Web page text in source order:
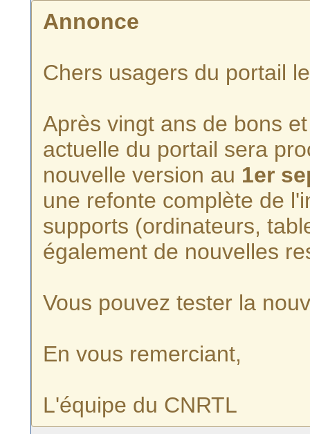
Annonce
Chers usagers du portail
Après vingt ans de bons
actuelle du portail sera
nouvelle version au 1er
une refonte complète de
supports (ordinateurs,
également de nouvelles
Vous pouvez tester la
En vous remerciant,
L'équipe du CNRTL